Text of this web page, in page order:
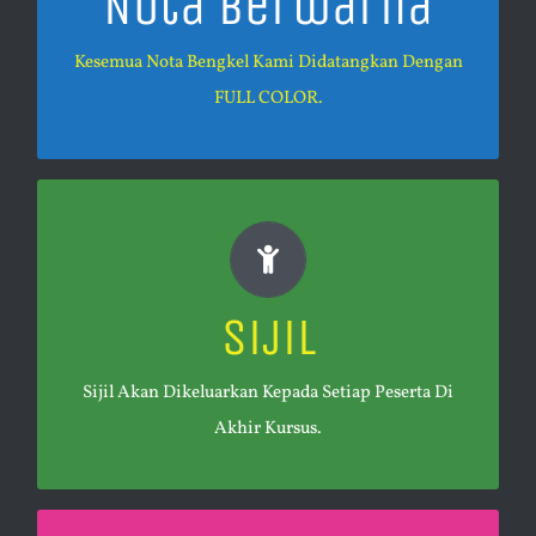
Kesemua Nota Bengkel Kami Didatangkan Dengan
FULL COLOR.
Memudahkan rujukan anda, memberikan gambaran
Sijil
Sijil Akan Dikeluarkan Kepada Setiap Peserta Di
Akhir Kursus.
Sijil Diiktiraf
Sebagai Panel Pakar Runding yang berdaftar, anda